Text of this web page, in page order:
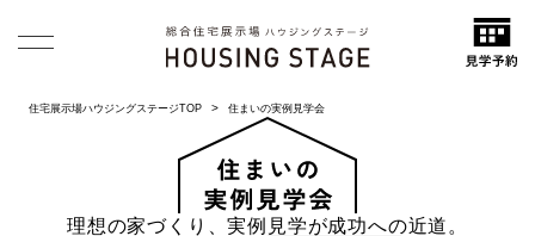
住宅展示場ハウジングステージTOP 住まいの実例見学会
理想の家づくり、実例見学が成功への近道。